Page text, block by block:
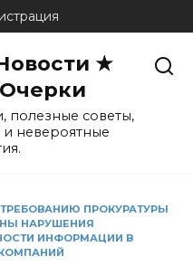
★
советы,
невероятные
ПРОКУРАТУРЫ
НАРУШЕНИЯ
ИНФОРМАЦИИ В